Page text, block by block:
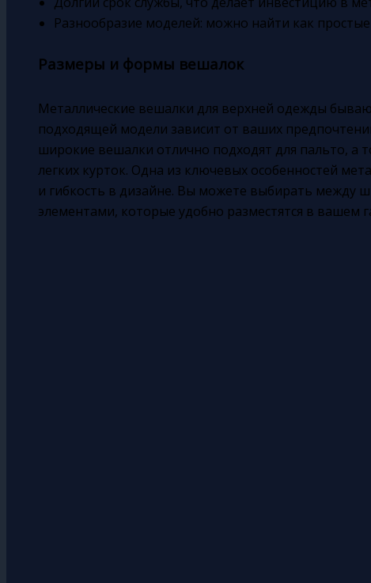
Разнообразие моделей: можно найти как
Размеры и формы вешалок
Металлические вешалки для верхней одежды
подходящей модели зависит от ваших
широкие вешалки отлично подходят для пальто, а
легких курток. Одна из ключевых особенностей
и гибкость в дизайне. Вы можете выбирать между
элементами, которые удобно разместятся в вашем